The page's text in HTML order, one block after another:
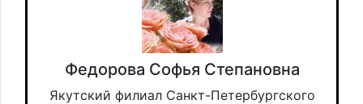
Федорова Софья Степановна
Якутский филиал Санкт-Петербургского